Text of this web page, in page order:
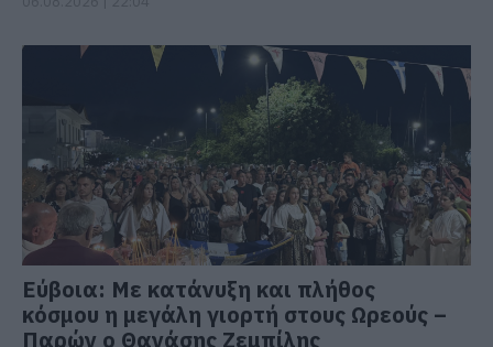
Εύβοια: Με κατάνυξη και πλήθος
κόσμου η μεγάλη γιορτή στους Ωρεούς –
Παρών ο Θανάσης Ζεμπίλης